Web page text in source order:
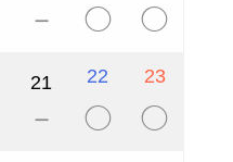
－ ◯ ◯
21
－
22
◯
23
◯